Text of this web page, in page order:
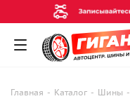
Главная - Каталог - Шины -